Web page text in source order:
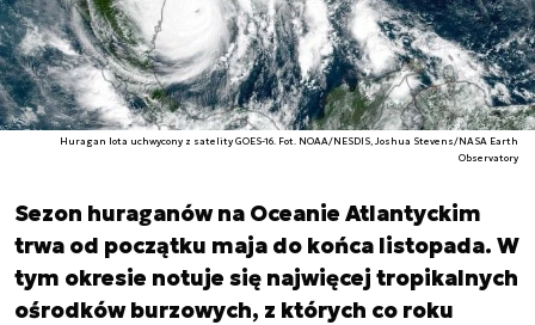
Huragan Iota uchwycony z satelity GOES-16. Fot. NOAA/NESDIS, Joshua Stevens/NASA Earth
Observatory
Sezon huraganów na Oceanie Atlantyckim
trwa od początku maja do końca listopada. W
tym okresie notuje się najwięcej tropikalnych
ośrodków burzowych, z których co roku